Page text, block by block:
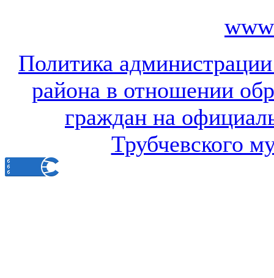
Политика
района в отношении
граждан на
Трубчевского